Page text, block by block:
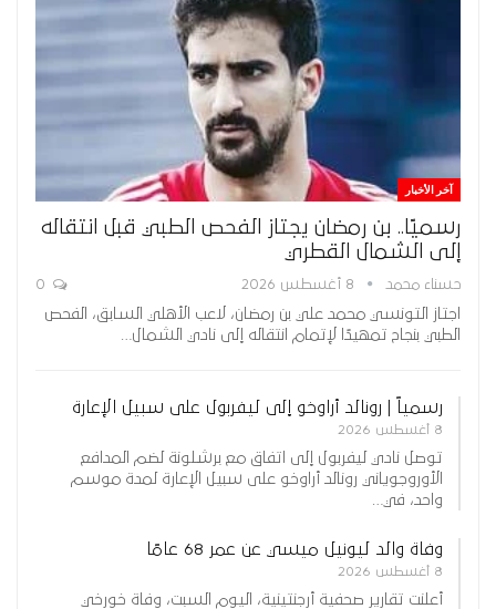
آخر الأخبار
رسميًا.. بن رمضان يجتاز الفحص الطبي قبل انتقاله
إلى الشمال القطري
حسناء محمد 8 أغسطس 2026
اجتاز التونسي محمد علي بن رمضان، لاعب الأهلي السابق، الفحص
الطبي بنجاح تمهيدًا لإتمام انتقاله إلى نادي الشمال…
رسمياً | رونالد أراوخو إلى ليفربول على سبيل الإعارة
8 أغسطس 2026
توصل نادي ليفربول إلى اتفاق مع برشلونة لضم المدافع
الأوروجوياني رونالد أراوخو على سبيل الإعارة لمدة موسم
واحد، في…
وفاة والد ليونيل ميسي عن عمر 68 عامًا
8 أغسطس 2026
أعلنت تقارير صحفية أرجنتينية، اليوم السبت، وفاة خورخي